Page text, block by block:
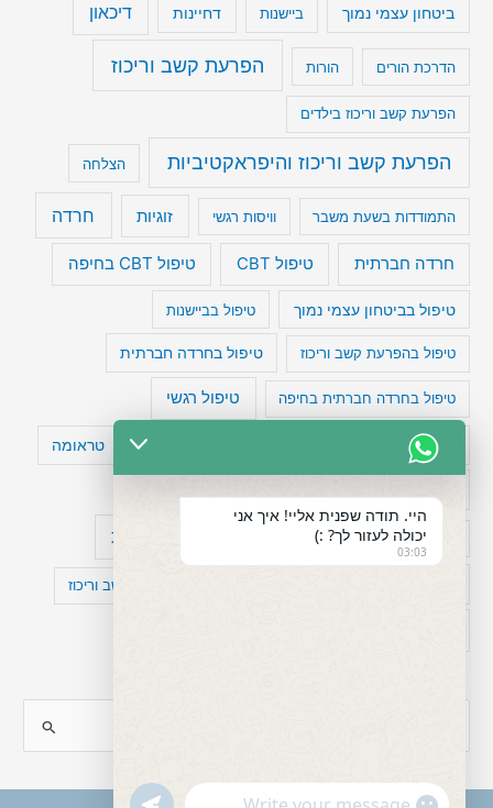
ביטחון עצמי נמוך ביישנות דחיינות דיכאון
הדרכת הורים הורות הפרעת קשב וריכוז
הפרעת קשב וריכוז בילדים
הפרעת קשב וריכוז והיפראקטיביות הצלחה
התמודדות בשעת משבר וויסות רגשי זוגיות חרדה
חרדה חברתית טיפול CBT טיפול CBT בחיפה
טיפול בביטחון עצמי נמוך טיפול בביישנות
טיפול בהפרעת קשב וריכוז טיפול בחרדה חברתית
טיפול בחרדה חברתית בחיפה טיפול רגשי
טיפול תרופתי להפרעת קשב טעויות חשיבה טראומה
מפורסמים עם הפרעת קשב עיצות
קומורבידיות להפרעת קשב וריכוז
a
היי. תודה שפנית אליי! איך אני
יכולה לעזור לך? :)
03:03
"+chaty_settings.lang.emoji_picker+"
undefined